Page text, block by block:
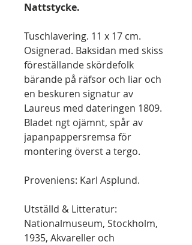
Nattstycke.
Tuschlavering. 11 x 17 cm.
Osignerad. Baksidan med skiss
föreställande skördefolk
bärande på räfsor och liar och
en beskuren signatur av
Laureus med dateringen 1809.
Bladet ngt ojämnt, spår av
japanpappersremsa för
montering överst a tergo.
Proveniens: Karl Asplund.
Utställd & Litteratur:
Nationalmuseum, Stockholm,
1935, Akvareller och